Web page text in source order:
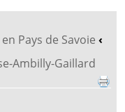
Pays de Savoie ‹
Ambilly-Gaillard